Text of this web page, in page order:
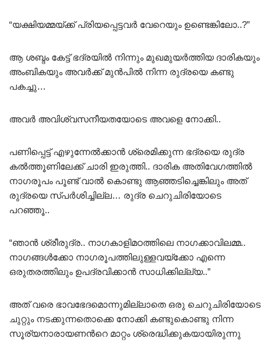
“യക്ഷിയമ്മയ്ക്ക് പ്രിയപ്പെട്ടവർ വേറെയും ഉണ്ടെങ്കിലോ..?”
ആ ശബ്ദം കേട്ട് ഭദ്രയിൽ നിന്നും മുഖമുയർത്തിയ ദാരികയും
അംബികയും അവർക്ക് മുൻപിൽ നിന്ന രുദ്രയെ കണ്ടു
പകച്ചു…
അവർ അവിശ്വസനീയതയോടെ അവളെ നോക്കി..
പണിപ്പെട്ട് എഴുന്നേൽക്കാൻ ശ്രെമിക്കുന്ന ഭദ്രയെ രുദ്ര
കൽത്തൂണിലേക്ക് ചാരി ഇരുത്തി.. ദാരിക അതിവേഗത്തിൽ
നാഗരൂപം പൂണ്ട് വാൽ കൊണ്ടു ആഞ്ഞടിച്ചെങ്കിലും അത്
രുദ്രയെ സ്പർശിച്ചില്ല… രുദ്ര ചെറുചിരിയോടെ
പറഞ്ഞൂ..
“ഞാൻ ശ്രീരുദ്ര.. നാഗകാളിമഠത്തിലെ നാഗക്കാവിലമ്മ..
നാഗങ്ങൾക്കോ നാഗരൂപത്തിലുള്ളവയ്‌ക്കോ എന്നെ
ഒരുതരത്തിലും ഉപദ്രവിക്കാൻ സാധിക്കില്ല്യ..”
അത് വരെ ഭാവഭേദമൊന്നുമില്ലാതെ ഒരു ചെറുചിരിയോടെ
ചുറ്റും നടക്കുന്നതൊക്കെ നോക്കി കണ്ടുകൊണ്ടു നിന്ന
സൂര്യനാരായണൻറെ മാറ്റം ശ്രെദ്ധിക്കുകയായിരുന്നു